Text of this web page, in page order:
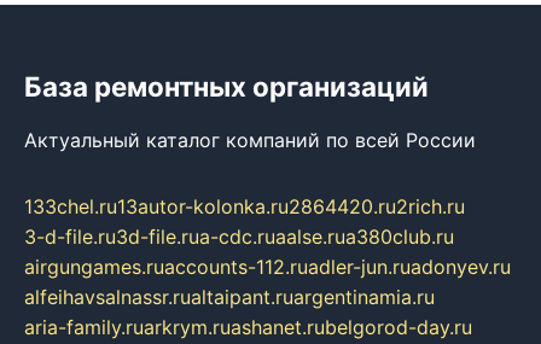
База ремонтных организаций
Актуальный каталог компаний по всей России
133chel.ru13autor-kolonka.ru2864420.ru2rich.ru
3-d-file.ru3d-file.rua-cdc.ruaalse.rua380club.ru
airgungames.ruaccounts-112.ruadler-jun.ruadonyev.ru
alfeihavsalnassr.rualtaipant.ruargentinamia.ru
aria-family.ruarkrym.ruashanet.rubelgorod-day.ru